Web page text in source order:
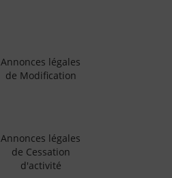
Annonces légales
de Modification
Annonces légales
de Cessation
d'activité